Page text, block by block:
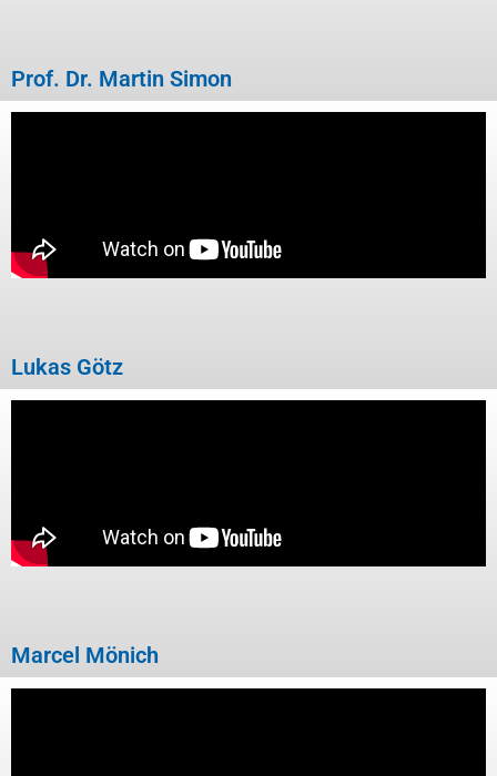
Prof. Dr. Martin Simon
Lukas Götz
Marcel Mönich